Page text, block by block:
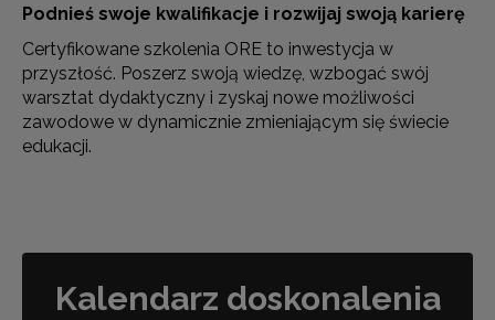
Kalendarz doskonalenia
Podnieś swoje kwalifikacje i rozwijaj swoją karierę
Certyfikowane szkolenia ORE to inwestycja w
przyszłość. Poszerz swoją wiedzę, wzbogać swój
warsztat dydaktyczny i zyskaj nowe możliwości
zawodowe w dynamicznie zmieniającym się świecie
edukacji.